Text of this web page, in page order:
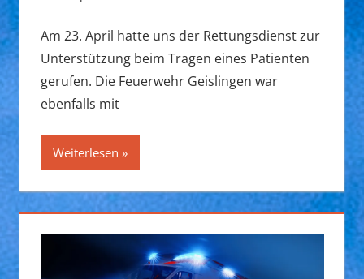
Am 23. April hatte uns der Rettungsdienst zur
Unterstützung beim Tragen eines Patienten
gerufen. Die Feuerwehr Geislingen war
ebenfalls mit
Weiterlesen